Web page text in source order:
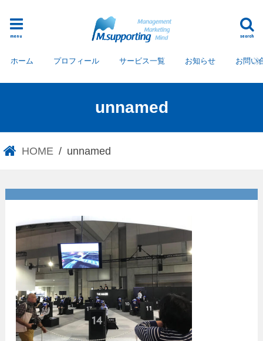
search
menu
ホーム プロフィール サービス一覧 お知らせ お問い
unnamed
HOME unnamed